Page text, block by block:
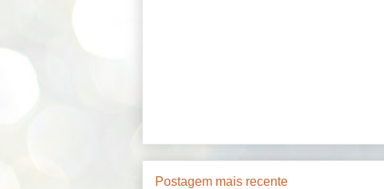
Postagem mais recente